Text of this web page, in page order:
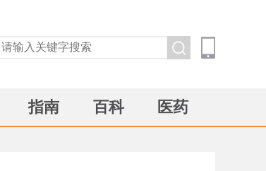
指南 百科 医药